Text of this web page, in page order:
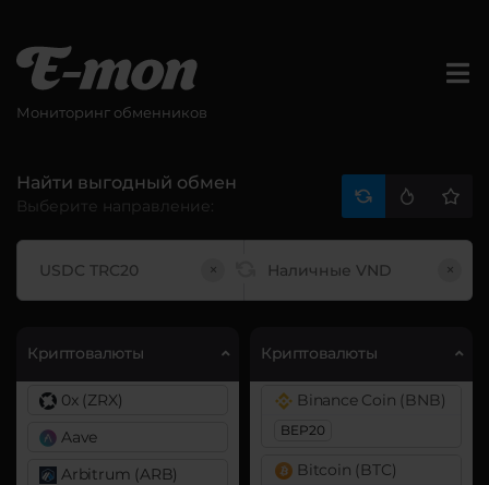
Мониторинг обменников
Найти выгодный обмен
Выберите направление:
× ×
Криптовалюты
0x (ZRX)
Aave
Arbitrum (ARB)
Криптовалюты
Binance Coin (BNB)
BEP20
Bitcoin (BTC)